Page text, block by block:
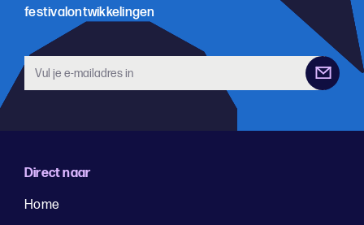
festivalontwikkelingen
Direct naar
Home